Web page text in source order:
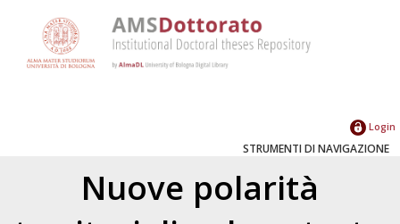
Login
STRUMENTI DI NAVIGAZIONE
Nuove polarità